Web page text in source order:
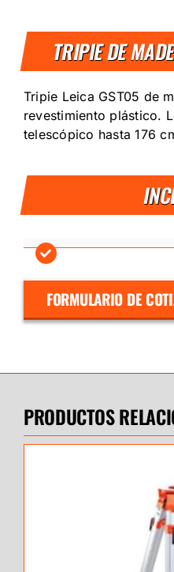
TRIPIE DE
Tripie Leica GST05 de
revestimiento plástico.
telescópico hasta 176
FORMULARIO DE
PRODUCTOS